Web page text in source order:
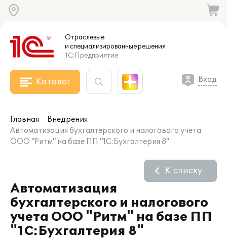
Отраслевые
и специализированныерешения
1С:Предприятие
Каталог Вход
Главная
Внедрения
Автоматизация бухгалтерского и налогового учета
ООО "Ритм" на базе ПП "1С:Бухгалтерия 8"
Автоматизация
бухгалтерского и налогового
учета ООО "Ритм" на базе ПП
"1С:Бухгалтерия 8"
К списку